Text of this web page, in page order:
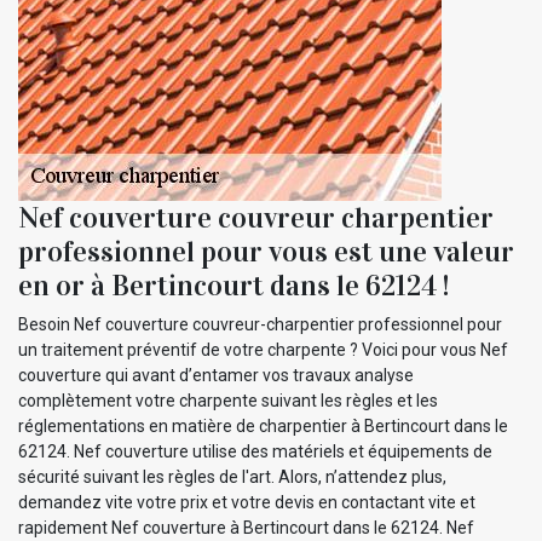
Nef couverture couvreur charpentier
professionnel pour vous est une valeur
en or à Bertincourt dans le 62124 !
Besoin Nef couverture couvreur-charpentier professionnel pour
un traitement préventif de votre charpente ? Voici pour vous Nef
couverture qui avant d’entamer vos travaux analyse
complètement votre charpente suivant les règles et les
réglementations en matière de charpentier à Bertincourt dans le
62124. Nef couverture utilise des matériels et équipements de
sécurité suivant les règles de l'art. Alors, n’attendez plus,
demandez vite votre prix et votre devis en contactant vite et
rapidement Nef couverture à Bertincourt dans le 62124. Nef